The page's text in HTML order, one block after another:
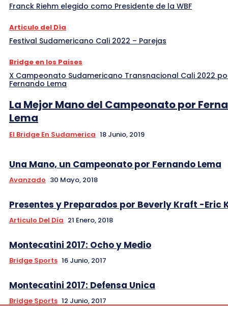
Franck Riehm elegido como Presidente de la WBF
Articulo del Día
Festival Sudamericano Cali 2022 – Parejas
Bridge en los Paises
X Campeonato Sudamericano Transnacional Cali 2022
Fernando Lema
La Mejor Mano del Campeonato por
Lema
El Bridge En Sudamerica 18 Junio, 2019
Una Mano, un Campeonato por Fernando Lema
Avanzado 30 Mayo, 2018
Presentes y Preparados por Beverly Kraft -Eric
Articulo Del Día 21 Enero, 2018
Montecatini 2017: Ocho y Medio
Bridge Sports 16 Junio, 2017
Montecatini 2017: Defensa Unica
Bridge Sports 12 Junio, 2017